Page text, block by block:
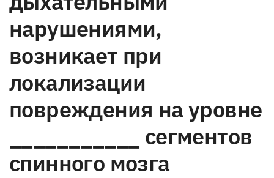
нарушениями,
возникает при
локализации
повреждения на уровне
___________ сегментов
спинного мозга